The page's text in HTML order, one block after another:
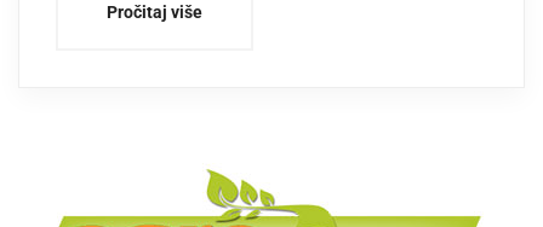
Pročitaj više